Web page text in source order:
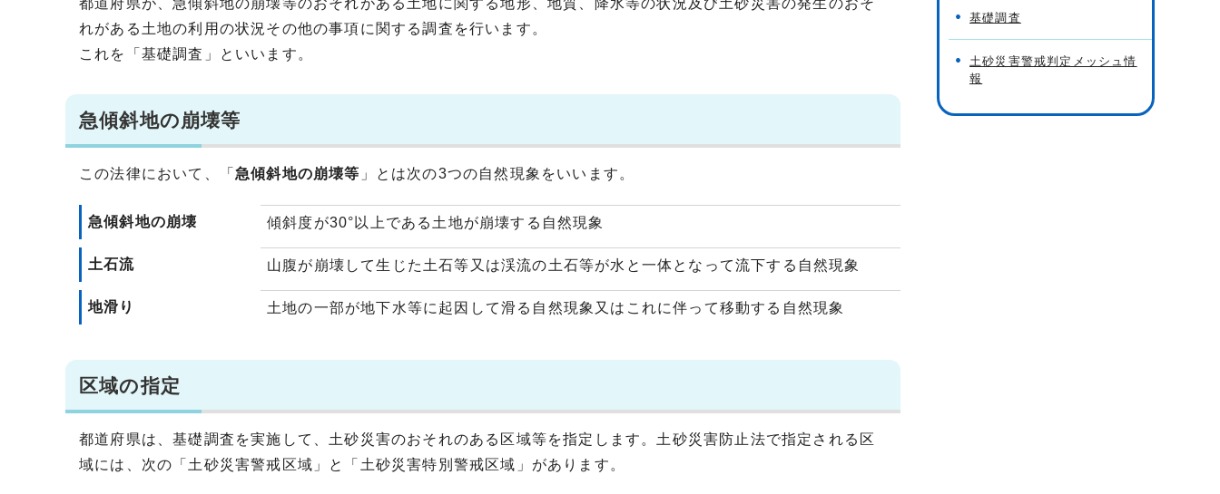
れがある土地の利用の状況その他の事項に関する調査を行います。
これを「基礎調査」といいます。
急傾斜地の崩壊等
この法律において、「 急傾斜地の崩壊等 」とは次の3つの自然現象をいいます。
急傾斜地の崩壊 傾斜度が30°以上である土地が崩壊する自然現象
土石流 山腹が崩壊して生じた土石等又は渓流の土石等が水と一体となって流下する自然現象
地滑り 土地の一部が地下水等に起因して滑る自然現象又はこれに伴って移動する自然現象
区域の指定
都道府県は、基礎調査を実施して、土砂災害のおそれのある区域等を指定します。土砂災害防止法で指定される区
域には、次の「土砂災害警戒区域」と「土砂災害特別警戒区域」があります。
基礎調査
土砂災害警戒判定メッシュ情
報